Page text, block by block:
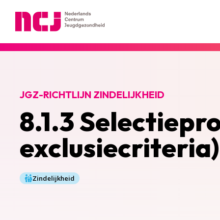
8.1.3
exclusiecriteria)
JGZ-RICHTLIJN ZINDELIJKHEID
Zindelijkheid